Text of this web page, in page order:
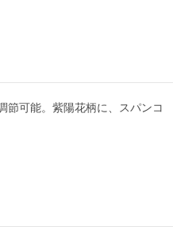
節可能。紫陽花柄に、スパンコ